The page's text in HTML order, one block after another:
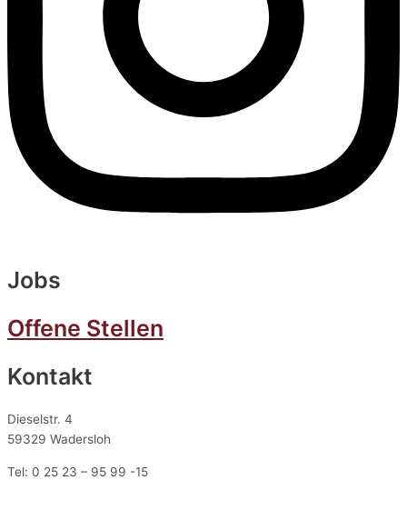
Jobs
Offene Stellen
Kontakt
Dieselstr. 4
59329 Wadersloh
Tel: 0 25 23 – 95 99 -15